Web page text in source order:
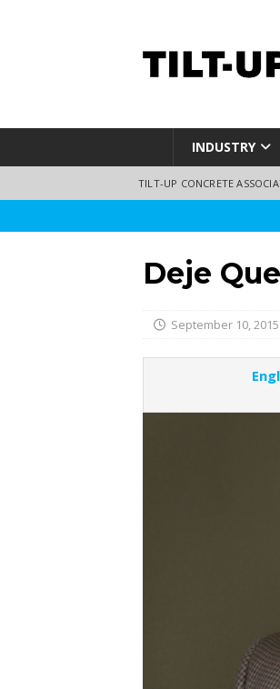
INDUSTRY
TILT-UP CONCRETE
Deje
September 10, 2015